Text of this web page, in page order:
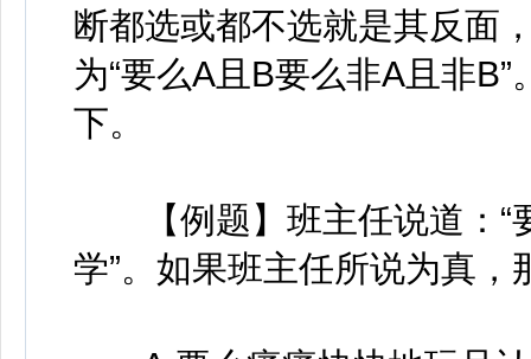
断都选或都不选就是其反面
为“要么A且B要么非A且非
下。
【例题】班主任说道：“
学”。如果班主任所说为真